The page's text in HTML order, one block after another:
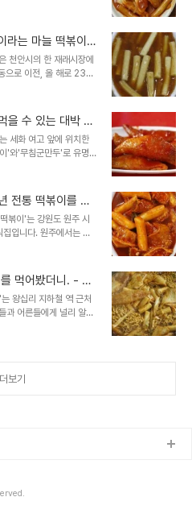
는 곳입니다. 28년 전 지
라는 마늘 떡볶이를
천안시의 한 재래시장에
으로 이전, 올 해로 23년
전 가본 적이 있는 곳이
을 수 있는 대박 떡
식 집을 가봤더니
세화 여고 앞에 위치한
'와'무침군만두'로 유명해
떡볶이'를 선호한다고
전통 떡볶이를 먹
볶이'는 강원도 원주 시
입니다. 원주에서는 모
이라고 하는데요. 그 곳
먹어봤더니. - 행
왕십리 지하철 역 근처
과 어른들에게 널리 알려
찾아가봤습니다.
더보기